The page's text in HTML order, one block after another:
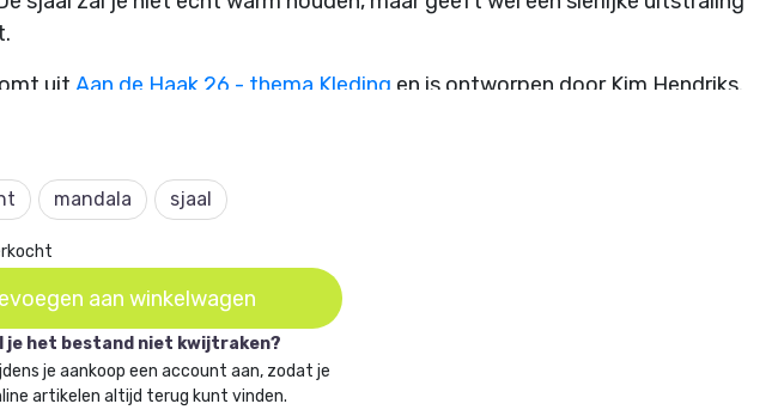
uit Aan de Haak 26 - thema Kleding en is ontworpen door Kim Hendriks.
mandala sjaal
aan winkelwagen
je het bestand niet kwijtraken?
je aankoop een account aan, zodat je
artikelen altijd terug kunt vinden.